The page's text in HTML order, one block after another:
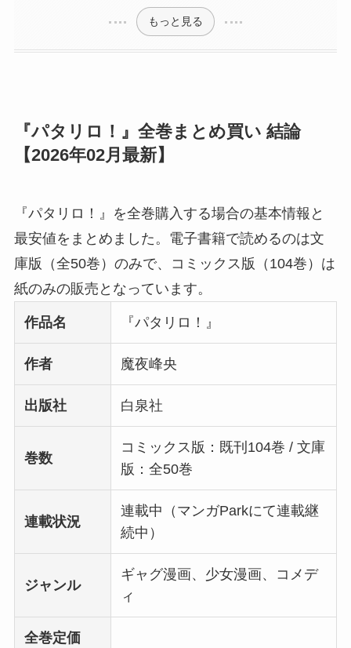
もっと見る
『パタリロ！』全巻まとめ買い 結論
【2026年02月最新】
『パタリロ！』を全巻購入する場合の基本情報と
最安値をまとめました。電子書籍で読めるのは文
庫版（全50巻）のみで、コミックス版（104巻）は
紙のみの販売となっています。
作品名 『パタリロ！』
作者 魔夜峰央
出版社 白泉社
巻数
コミックス版：既刊104巻 / 文庫
版：全50巻
連載状況
連載中（マンガParkにて連載継
続中）
ジャンル
ギャグ漫画、少女漫画、コメデ
ィ
全巻定価